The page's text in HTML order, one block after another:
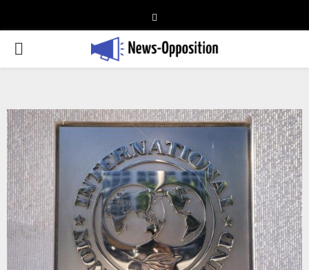
PRIMARY